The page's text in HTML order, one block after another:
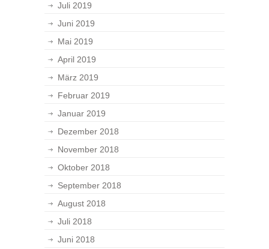
Juli 2019
Juni 2019
Mai 2019
April 2019
März 2019
Februar 2019
Januar 2019
Dezember 2018
November 2018
Oktober 2018
September 2018
August 2018
Juli 2018
Juni 2018